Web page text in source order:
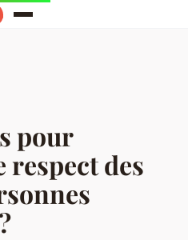
pour
respect des